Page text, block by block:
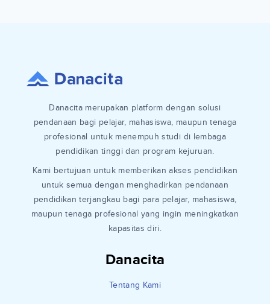
Danacita
Tentang Kami
Danacita merupakan platform dengan solusi
pendanaan bagi pelajar, mahasiswa, maupun tenaga
profesional untuk menempuh studi di lembaga
pendidikan tinggi dan program kejuruan.
Kami bertujuan untuk memberikan akses pendidikan
untuk semua dengan menghadirkan pendanaan
pendidikan terjangkau bagi para pelajar, mahasiswa,
maupun tenaga profesional yang ingin meningkatkan
kapasitas diri.